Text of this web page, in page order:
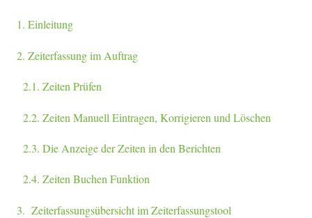
1. Einleitung
2. Zeiterfassung im Auftrag
2.1. Zeiten Prüfen
2.2. Zeiten Manuell Eintragen, Korrigieren und Löschen
2.3. Die Anzeige der Zeiten in den Berichten
2.4. Zeiten Buchen Funktion
3. Zeiterfassungsübersicht im Zeiterfassungstool